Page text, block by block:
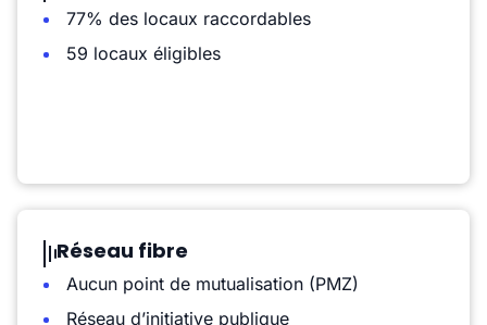
77% des locaux raccordables
59 locaux éligibles
Réseau fibre
Aucun point de mutualisation (PMZ)
Réseau d’initiative publique